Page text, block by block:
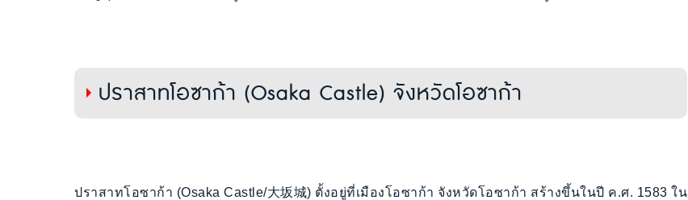
ปราสาทโอซาก้า (Osaka Castle) จังหวัดโอซาก้า
ปราสาทโอซาก้า (Osaka Castle/大坂城) ตั้งอยู่ที่เมืองโอซาก้า จังหวัดโอซาก้า สร้างขึ้นในปี ค.ศ. 1583 ใน